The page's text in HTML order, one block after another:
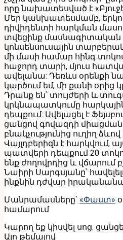
որը նախատեսված է
Մեր կանխատեսմամբ,
դիվիդենտի հարկման
տվեցինք մասնագիտական
կոնսենսուսային
մի մասի համար հինգ
հաջորդ տարի, մյուս
ավելանա: Դեռևս օրենքի
կարծում եմ, մի քանի օրից
Դրանք են՝ տույժերի և
կրկնապատկումը
դեպքում: Ավելացել է
ցանցով գովազդի միացման
բնակչությունից ուղիղ
Վայլդբերիզն է հարկվում,
պատվերի դեպքում 20
ենք ժողովրդից և վճարում
Նաիրի Սարգսյանը՝
ինքնին դժվար
Մանրամասները՝ «Փաստ»
համարում
Կարող եք կիսվել սոց․
Այո թեմայով